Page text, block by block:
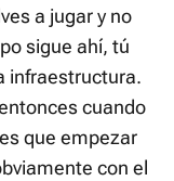
a jugar y no
sigue ahí, tú
infraestructura.
cuando
que empezar
con el